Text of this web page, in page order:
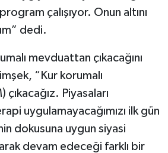
çalışıyor. Onun altını
dedi.
mevduattan çıkacağını
“Kur korumalı
Piyasaları
uygulamayacağımızı ilk gün
dokusuna uygun siyasi
devam edeceği farklı bir